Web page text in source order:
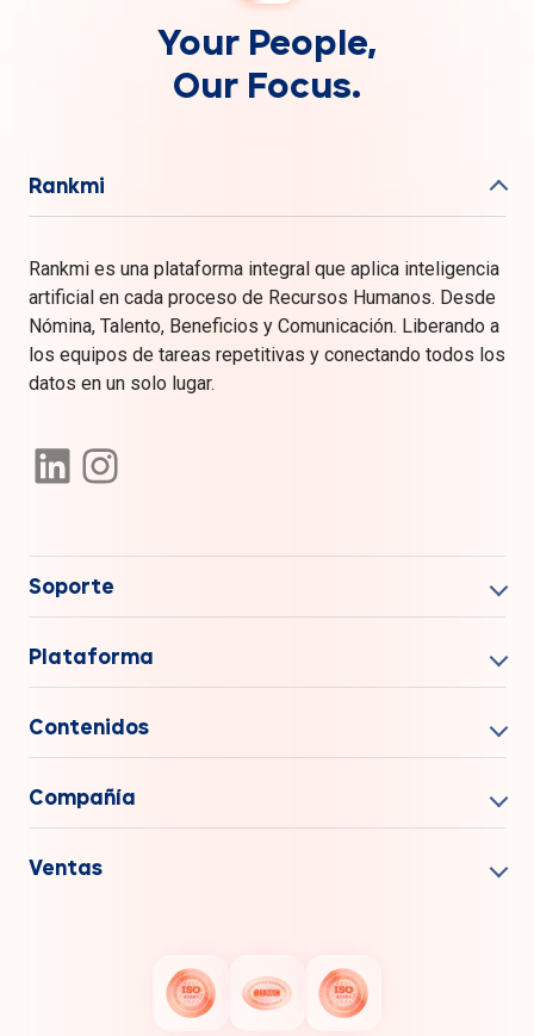
Your People,
Our Focus.
Rankmi
Rankmi es una plataforma integral que aplica inteligencia
artificial en cada proceso de Recursos Humanos. Desde
Nómina, Talento, Beneficios y Comunicación. Liberando a
los equipos de tareas repetitivas y conectando todos los
datos en un solo lugar.
Soporte
Plataforma
Contenidos
Compañía
Ventas